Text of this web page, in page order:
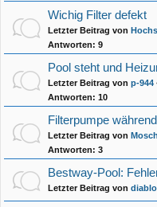
Wichig Filter defekt
Letzter Beitrag von
Antworten: 9
Pool steht und
Letzter Beitrag von p-944
Antworten: 10
Filterpumpe
Letzter Beitrag von
Antworten: 3
Bestway-Pool:
Letzter Beitrag von